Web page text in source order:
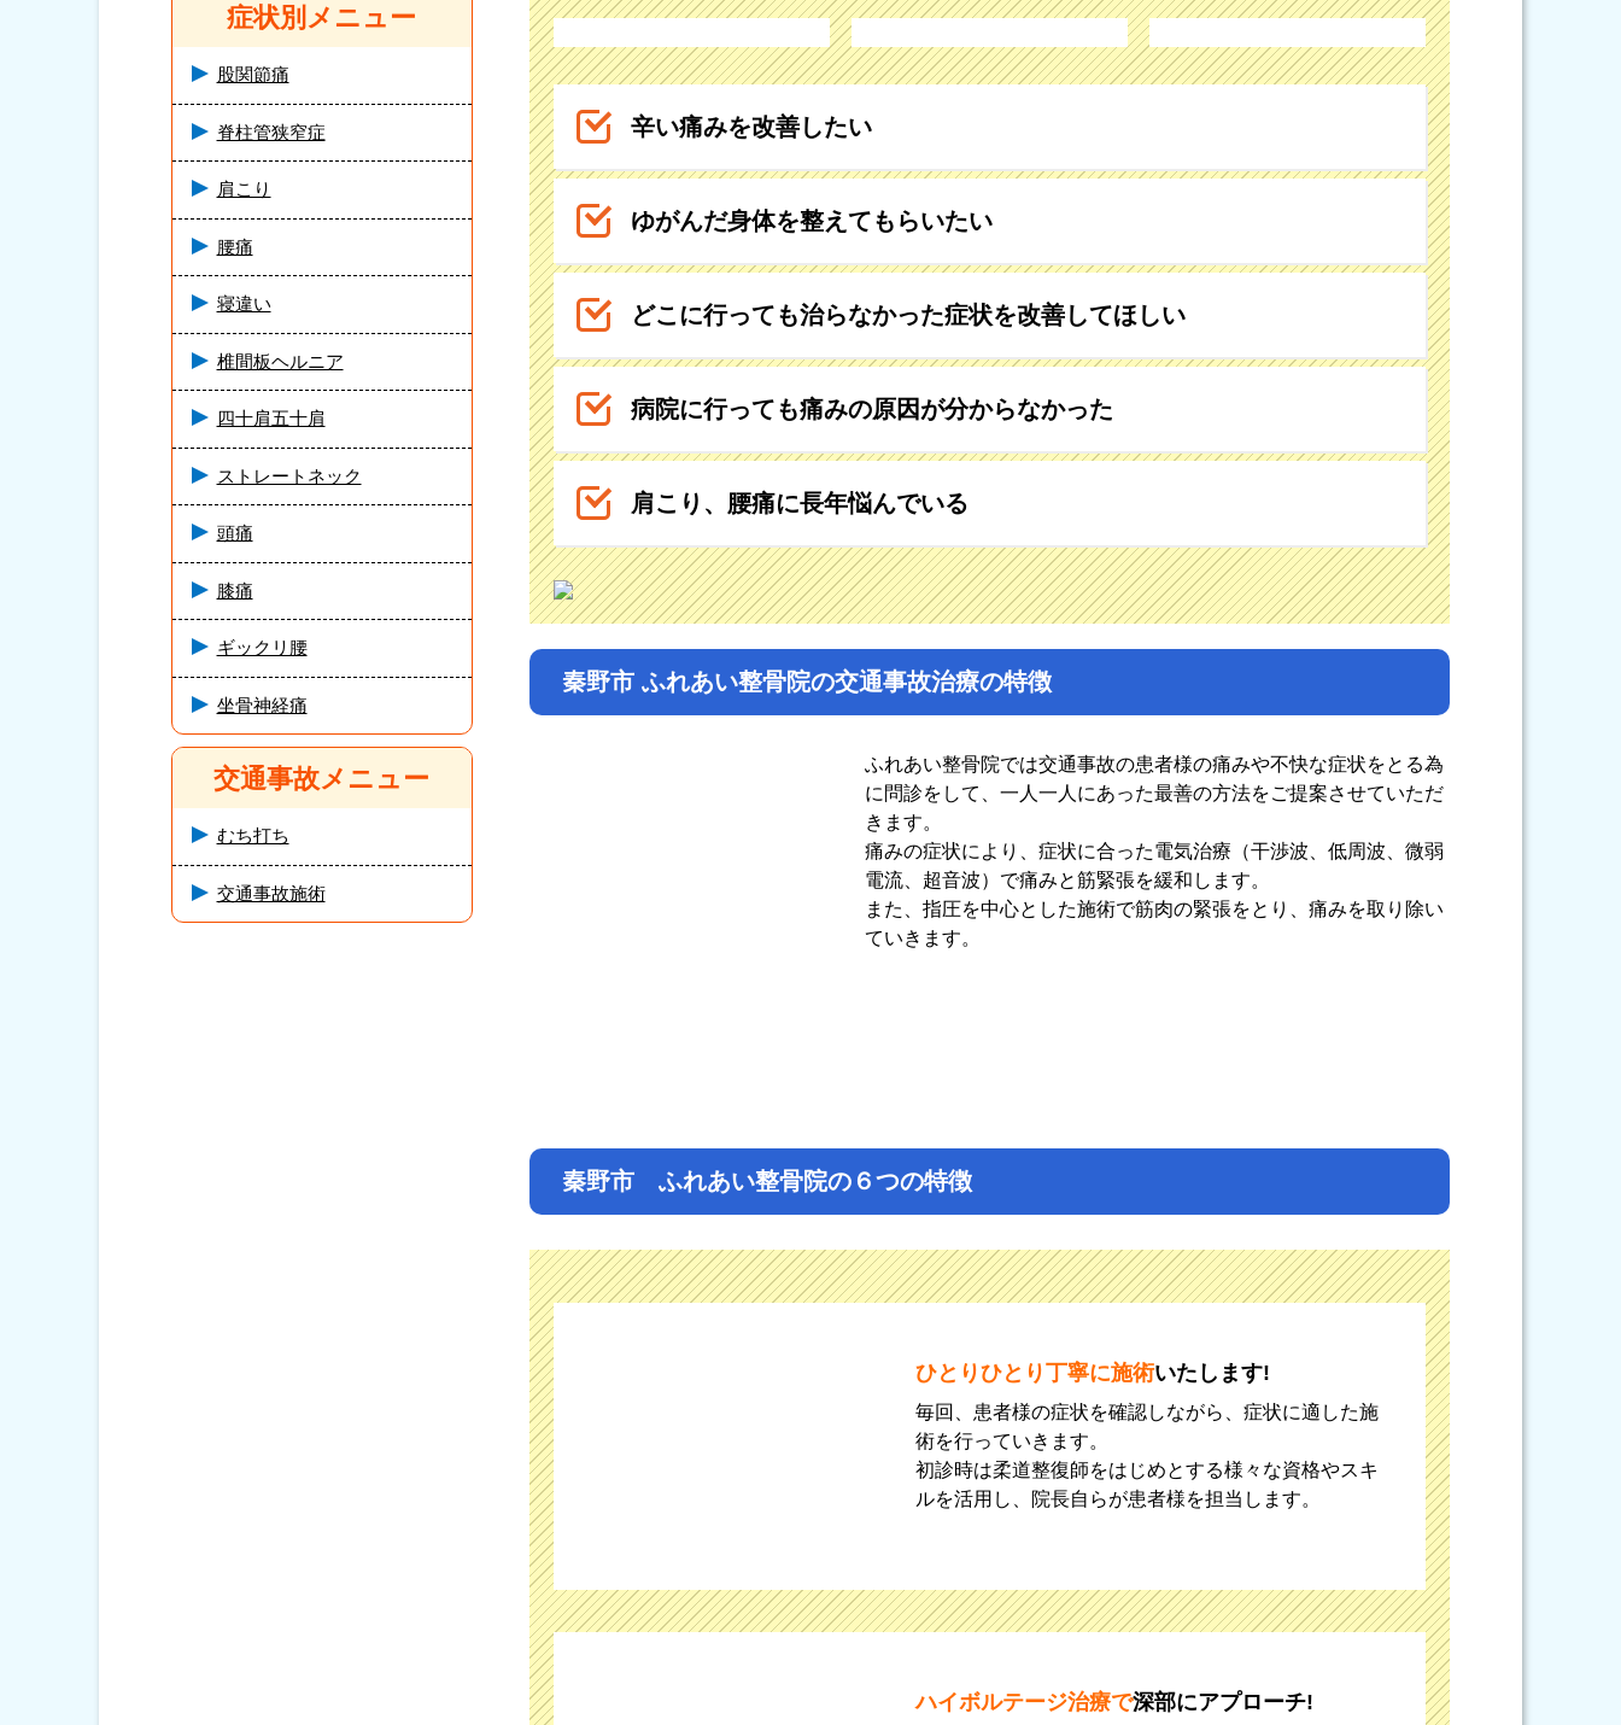
辛い痛みを改善したい
ゆがんだ身体を整えてもらいたい
どこに行っても治らなかった症状を改善してほしい
病院に行っても痛みの原因が分からなかった
肩こり、腰痛に長年悩んでいる
秦野市 ふれあい整骨院の交通事故治療の特徴
ふれあい整骨院では交通事故の患者様の痛みや不快な症状をとる為
に問診をして、一人一人にあった最善の方法をご提案させていただ
きます。
痛みの症状により、症状に合った電気治療（干渉波、低周波、微弱
電流、超音波）で痛みと筋緊張を緩和します。
また、指圧を中心とした施術で筋肉の緊張をとり、痛みを取り除い
ていきます。
秦野市 ふれあい整骨院の６つの特徴
ひとりひとり丁寧に施術いたします!
毎回、患者様の症状を確認しながら、症状に適した施
術を行っていきます。
初診時は柔道整復師をはじめとする様々な資格やスキ
ルを活用し、院長自らが患者様を担当します。
ハイボルテージ治療で深部にアプローチ!
症状別メニュー
股関節痛
脊柱管狭窄症
肩こり
腰痛
寝違い
椎間板ヘルニア
四十肩五十肩
ストレートネック
頭痛
膝痛
ギックリ腰
坐骨神経痛
交通事故メニュー
むち打ち
交通事故施術